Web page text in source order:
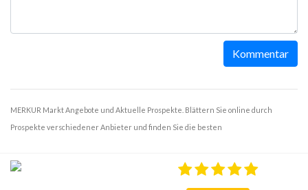
Kommentar
MERKUR Markt Angebote und Aktuelle Prospekte. Blättern Sie online durch
Prospekte verschiedener Anbieter und finden Sie die besten